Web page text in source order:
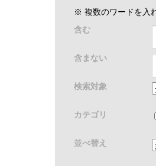
※ 複数のワードを入
含む
含まない
検索対象
カテゴリ
並べ替え